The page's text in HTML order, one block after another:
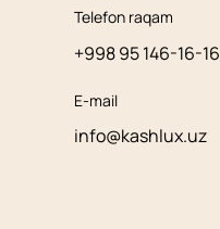
Telefon raqam
+998 95 146-16-16
E-mail
info@kashlux.uz